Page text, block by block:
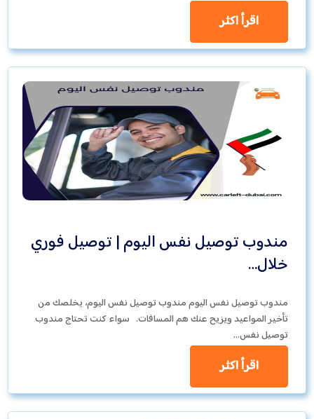
اقرأ اكثر
مندوب توصيل نفس اليوم | توصيل فوري
خلال…
مندوب توصيل نفس اليوم مندوب توصيل نفس اليوم، يخلصك من
تأخير المواعيد ويزيح عنك هم المسافات. سواء كنت تحتاج مندوب
توصيل نفس…
اقرأ اكثر